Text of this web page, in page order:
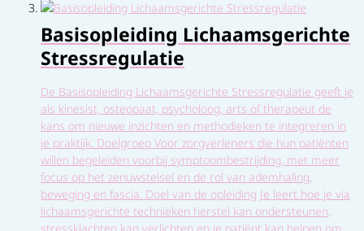
Basisopleiding Lichaamsgerichte
Stressregulatie
De Basisopleiding Lichaamsgerichte Stressregulatie geeft je
als kinesist, osteopaat, psycholoog, arts of therapeut de
kans om nieuwe inzichten en methodieken te integreren in
je praktijk. Doelgroep Voor zorgverleners die hun patiënten
willen begeleiden voorbij symptoombestrijding, met meer
focus op het zenuwstelsel en de rol van ademhaling,
beweging en fascia. Doel van de opleiding Je leert hoe je via
lichaamsgerichte technieken herstel kan ondersteunen,